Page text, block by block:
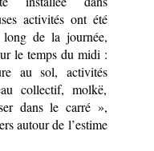
activités ont été
long de la journée,
le temps du midi :
au sol, activités
collectif, molkë,
dans le carré »,
autour de l’estime